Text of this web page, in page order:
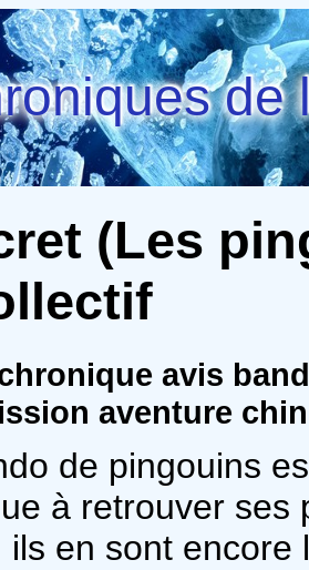
de
(Les
avis
aventure
de pingouins
à retrouver ses
ils en sont